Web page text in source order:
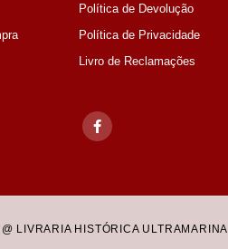
Política de Devolução
Política de Privacidade
Livro de Reclamações
LIVRARIA HISTÓRICA ULTRAMARINA